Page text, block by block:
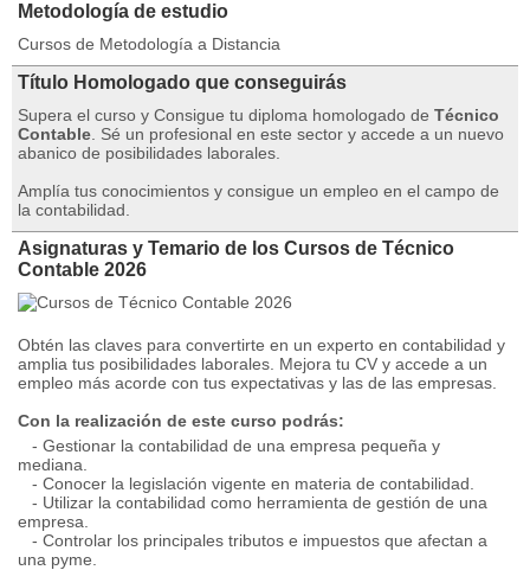
Metodología de estudio
Cursos de Metodología a Distancia
Título Homologado que conseguirás
Supera el curso y Consigue tu diploma homologado de Técnico
Contable . Sé un profesional en este sector y accede a un nuevo
abanico de posibilidades laborales.
Amplía tus conocimientos y consigue un empleo en el campo de
la contabilidad.
Asignaturas y Temario de los Cursos de Técnico
Contable 2026
Obtén las claves para convertirte en un experto en contabilidad y
amplia tus posibilidades laborales. Mejora tu CV y accede a un
empleo más acorde con tus expectativas y las de las empresas.
Con la realización de este curso podrás:
- Gestionar la contabilidad de una empresa pequeña y
mediana.
- Conocer la legislación vigente en materia de contabilidad.
- Utilizar la contabilidad como herramienta de gestión de una
empresa.
- Controlar los principales tributos e impuestos que afectan a
una pyme.